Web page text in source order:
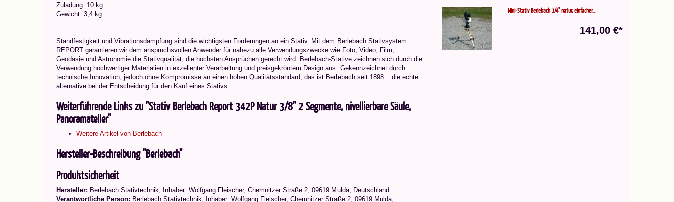
Zuladung: 10 kg
Gewicht: 3,4 kg
Standfestigkeit und Vibrationsdämpfung sind die wichtigsten Forderungen an ein Stativ. Mit dem Berlebach Stativsystem
REPORT garantieren wir dem anspruchsvollen Anwender für nahezu alle Verwendungszwecke wie Foto, Video, Film,
Geodäsie und Astronomie die Stativqualität, die höchsten Ansprüchen gerecht wird. Berlebach-Stative zeichnen sich durch die
Verwendung hochwertiger Materialien in exzellenter Verarbeitung und preisgekröntem Design aus. Gekennzeichnet durch
technische Innovation, jedoch ohne Kompromisse an einen hohen Qualitätsstandard, das ist Berlebach seit 1898... die echte
alternative bei der Entscheidung für den Kauf eines Stativs.
Weiterführende Links zu "Stativ Berlebach Report 342P Natur 3/8" 2 Segmente, nivellierbare Säule,
Panoramateller"
Weitere Artikel von Berlebach
Hersteller-Beschreibung "Berlebach"
Produktsicherheit
Hersteller: Berlebach Stativtechnik, Inhaber: Wolfgang Fleischer, Chemnitzer Straße 2, 09619 Mulda, Deutschland
Verantwortliche Person: Berlebach Stativtechnik, Inhaber: Wolfgang Fleischer, Chemnitzer Straße 2, 09619 Mulda,
Mini-Stativ Berlebach 1/4" natur, einfacher...
141,00 €*